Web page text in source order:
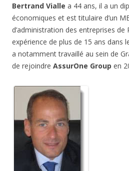
Bertrand Vialle a 44 ans, il a un
économiques et est titulaire d’un
d’administration des entreprises de
expérience de plus de 15 ans dans
a notamment travaillé au sein de
de rejoindre AssurOne Group en